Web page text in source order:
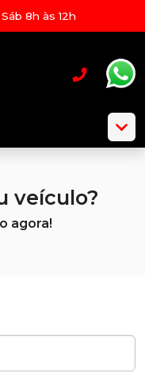
8h às 12h
veículo?
agora!